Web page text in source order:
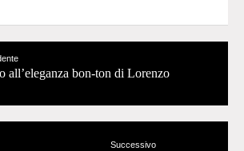
all’eleganza bon-ton di Lorenzo
Successivo